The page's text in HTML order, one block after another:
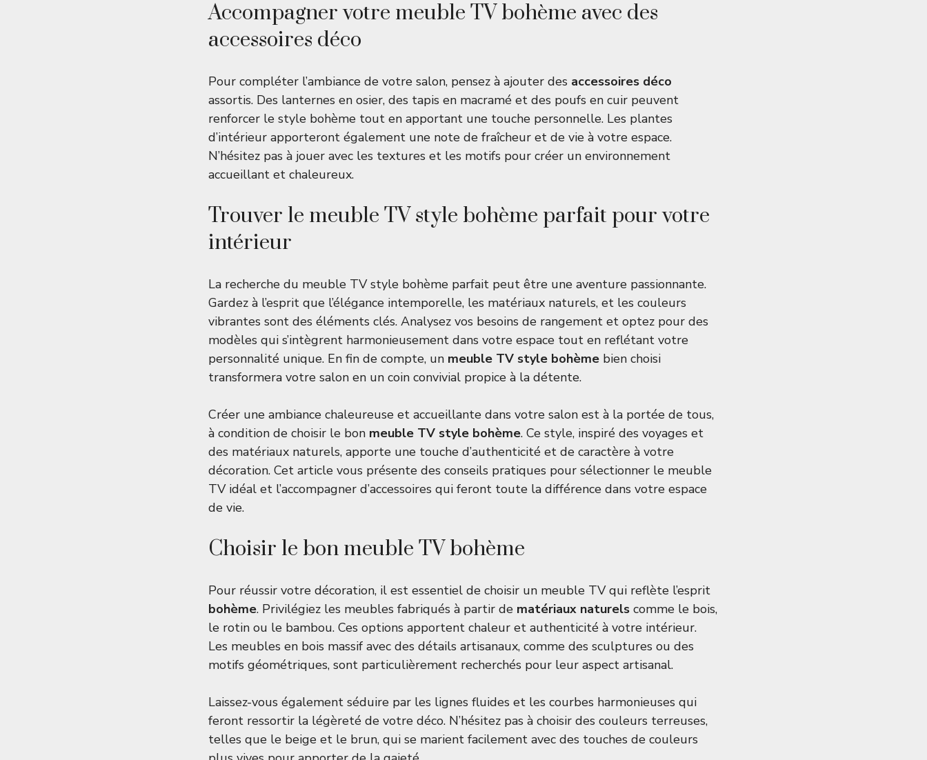
Accompagner votre meuble TV bohème avec des
accessoires déco
Pour compléter l’ambiance de votre salon, pensez à ajouter des accessoires déco
assortis. Des lanternes en osier, des tapis en macramé et des poufs en cuir peuvent
renforcer le style bohème tout en apportant une touche personnelle. Les plantes
d’intérieur apporteront également une note de fraîcheur et de vie à votre espace.
N’hésitez pas à jouer avec les textures et les motifs pour créer un environnement
accueillant et chaleureux.
Trouver le meuble TV style bohème parfait pour votre
intérieur
La recherche du meuble TV style bohème parfait peut être une aventure passionnante.
Gardez à l’esprit que l’élégance intemporelle, les matériaux naturels, et les couleurs
vibrantes sont des éléments clés. Analysez vos besoins de rangement et optez pour des
modèles qui s’intègrent harmonieusement dans votre espace tout en reflétant votre
personnalité unique. En fin de compte, un meuble TV style bohème bien choisi
transformera votre salon en un coin convivial propice à la détente.
Créer une ambiance chaleureuse et accueillante dans votre salon est à la portée de tous,
à condition de choisir le bon meuble TV style bohème. Ce style, inspiré des voyages et
des matériaux naturels, apporte une touche d’authenticité et de caractère à votre
décoration. Cet article vous présente des conseils pratiques pour sélectionner le meuble
TV idéal et l’accompagner d’accessoires qui feront toute la différence dans votre espace
de vie.
Choisir le bon meuble TV bohème
Pour réussir votre décoration, il est essentiel de choisir un meuble TV qui reflète l’esprit
bohème. Privilégiez les meubles fabriqués à partir de matériaux naturels comme le bois,
le rotin ou le bambou. Ces options apportent chaleur et authenticité à votre intérieur.
Les meubles en bois massif avec des détails artisanaux, comme des sculptures ou des
motifs géométriques, sont particulièrement recherchés pour leur aspect artisanal.
Laissez-vous également séduire par les lignes fluides et les courbes harmonieuses qui
feront ressortir la légèreté de votre déco. N’hésitez pas à choisir des couleurs terreuses,
telles que le beige et le brun, qui se marient facilement avec des touches de couleurs